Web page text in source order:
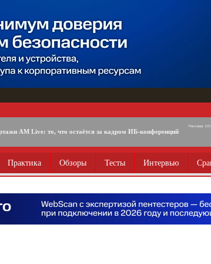
AM Live: то, что остаётся за кадром ИБ-конференций
Реклама.
Практика Обзоры Тесты Интервью